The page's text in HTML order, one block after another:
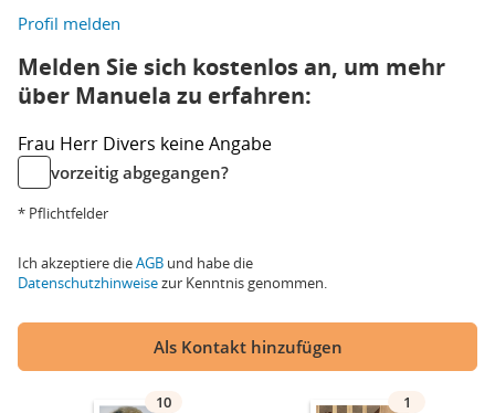
Profil melden
Melden Sie sich kostenlos an, um mehr
über Manuela zu erfahren:
Frau Herr Divers keine Angabe
vorzeitig abgegangen?
* Pflichtfelder
Ich akzeptiere dieAGB und habe die
Datenschutzhinweisezur Kenntnis genommen.
Als Kontakt hinzufügen
10 1